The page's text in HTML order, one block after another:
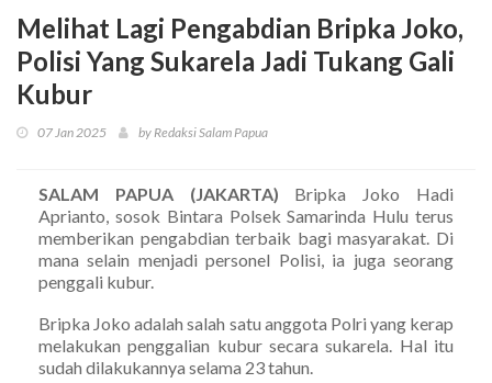
Melihat Lagi Pengabdian Bripka Joko,
Polisi Yang Sukarela Jadi Tukang Gali
Kubur
07 Jan 2025 by Redaksi Salam Papua
SALAM PAPUA (JAKARTA) Bripka Joko Hadi
Aprianto, sosok Bintara Polsek Samarinda Hulu terus
memberikan pengabdian terbaik bagi masyarakat. Di
mana selain menjadi personel Polisi, ia juga seorang
penggali kubur.
Bripka Joko adalah salah satu anggota Polri yang kerap
melakukan penggalian kubur secara sukarela. Hal itu
sudah dilakukannya selama 23 tahun.